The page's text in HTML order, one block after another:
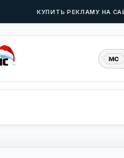
КУПИТЬ РЕКЛАМУ НА
MC